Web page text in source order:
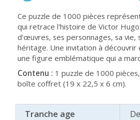
Ce puzzle de 1000 pièces
qui retrace l'histoire de Victor
d'œuvres, ses personnages, sa vie,
héritage. Une invitation à
une figure emblématique qui a
Contenu : 1 puzzle de 1000
boîte coffret (19 x 22,5 x 6 cm).
Tranche age